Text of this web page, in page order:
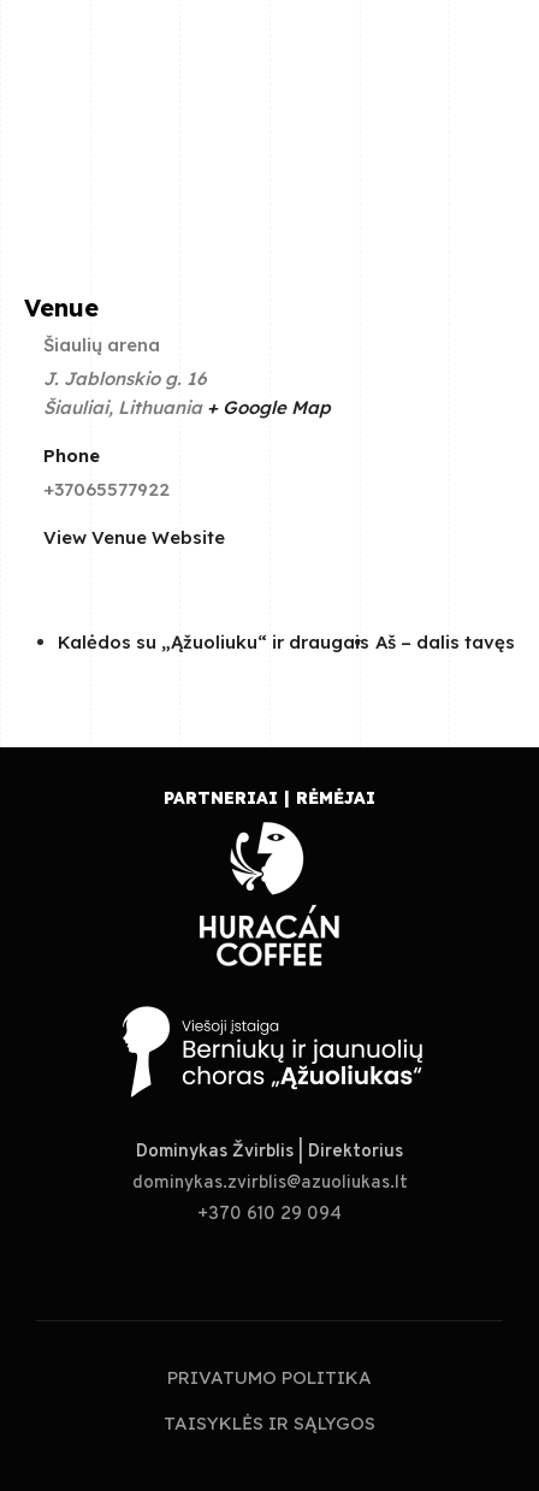
Venue
Šiaulių arena
J. Jablonskio g. 16
Šiauliai, Lithuania + Google Map
Phone
+37065577922
View Venue Website
Kalėdos su „Ąžuoliuku“ ir draugais Aš – dalis tavęs
PARTNERIAI | RĖMĖJAI
Dominykas Žvirblis | Direktorius
dominykas.zvirblis@azuoliukas.lt
+370 610 29 094
PRIVATUMO POLITIKA
TAISYKLĖS IR SĄLYGOS